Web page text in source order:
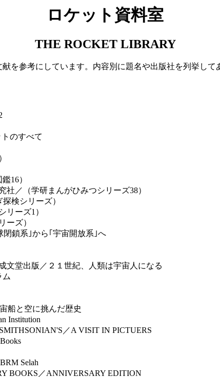
ロケット資料室
THE ROCKET LIBRARY
を参考にしています。内容別に題名や出版社を列挙し
のすべて
16）
／（学研まんがひみつシリーズ38）
検シリーズ）
リーズ1）
ーズ）
鎖系｣から｢宇宙開放系｣へ
文堂出版／２１世紀、人類は宇宙人になる
ム
船と空に挑んだ歴史
Institution
／A VISIT IN PICTUERS
Selah
BOOKS／ANNIVERSARY EDITION